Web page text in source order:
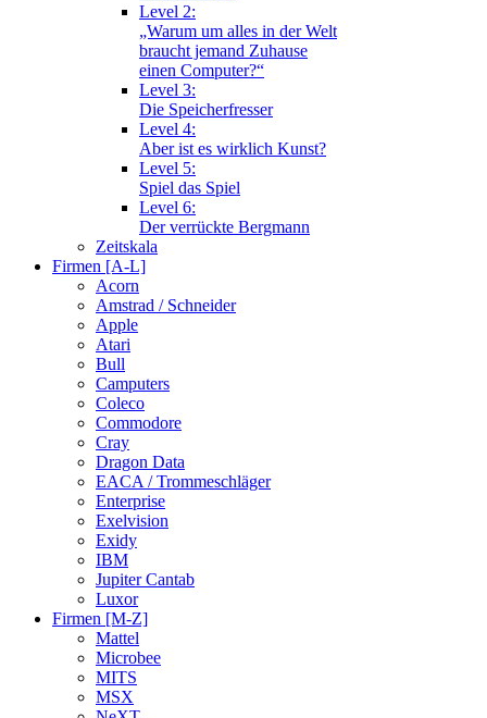
Level 2:
„Warum um alles in der Welt
braucht jemand Zuhause
einen Computer?“
Level 3:
Die Speicherfresser
Level 4:
Aber ist es wirklich Kunst?
Level 5:
Spiel das Spiel
Level 6:
Der verrückte Bergmann
Zeitskala
Firmen [A-L]
Acorn
Amstrad / Schneider
Apple
Atari
Bull
Camputers
Coleco
Commodore
Cray
Dragon Data
EACA / Trommeschläger
Enterprise
Exelvision
Exidy
IBM
Jupiter Cantab
Luxor
Firmen [M-Z]
Mattel
Microbee
MITS
MSX